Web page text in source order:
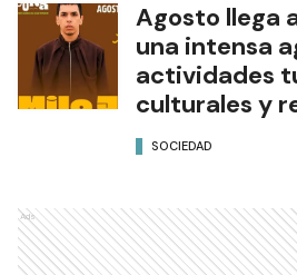
Agosto llega
una intensa
actividades
culturales y
SOCIEDAD
Ads